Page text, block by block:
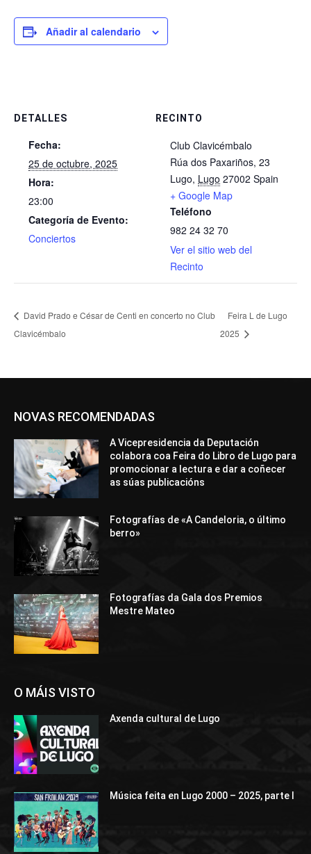
Añadir al calendario
DETALLES
Fecha:
25 de octubre, 2025
Hora:
23:00
Categoría de Evento:
Conciertos
RECINTO
Club Clavicémbalo
Rúa dos Paxariños, 23
Lugo, Lugo 27002 Spain
+ Google Map
Teléfono
982 24 32 70
Ver el sitio web del
Recinto
David Prado e César de Centi en concerto no Club
Clavicémbalo
Feira L de Lugo
2025
NOVAS RECOMENDADAS
A Vicepresidencia da Deputación
colabora coa Feira do Libro de Lugo para
promocionar a lectura e dar a coñecer
as súas publicacións
Fotografías de «A Candeloria, o último
berro»
Fotografías da Gala dos Premios
Mestre Mateo
O MÁIS VISTO
Axenda cultural de Lugo
Música feita en Lugo 2000 – 2025, parte I